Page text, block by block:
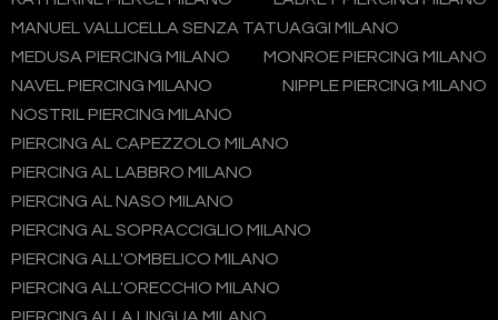
MANUEL VALLICELLA SENZA TATUAGGI MILANO
MEDUSA PIERCING MILANO
MONROE PIERCING MILANO
NAVEL PIERCING MILANO
NIPPLE PIERCING MILANO
NOSTRIL PIERCING MILANO
PIERCING AL CAPEZZOLO MILANO
PIERCING AL LABBRO MILANO
PIERCING AL NASO MILANO
PIERCING AL SOPRACCIGLIO MILANO
PIERCING ALL'OMBELICO MILANO
PIERCING ALL'ORECCHIO MILANO